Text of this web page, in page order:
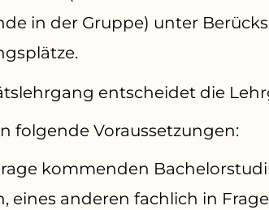
in der Gruppe) unter
entscheidet die
folgende Voraussetzungen:
kommenden
eines anderen fachlich in